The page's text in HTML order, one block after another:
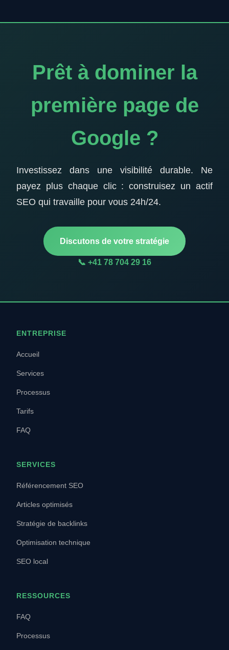
Prêt à dominer la
première page de
Google ?
Investissez dans une visibilité durable. Ne
payez plus chaque clic : construisez un actif
SEO qui travaille pour vous 24h/24.
Discutons de votre stratégie
📞 +41 78 704 29 16
ENTREPRISE
Accueil
Services
Processus
Tarifs
FAQ
SERVICES
Référencement SEO
Articles optimisés
Stratégie de backlinks
Optimisation technique
SEO local
RESSOURCES
FAQ
Processus